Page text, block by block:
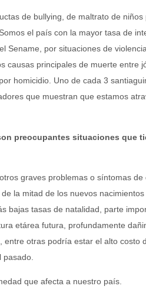
de bullying, de maltrato de
el país con la mayor tasa de
Sename, por situaciones de
causas principales de muerte entre
homicidio. Uno de cada 3
que muestran que estamos
preocupantes situaciones que
graves problemas o síntomas de
la mitad de los nuevos
bajas tasas de natalidad, parte
etárea futura, profundamente
otras podría estar el alto costo
que afecta a nuestro país.